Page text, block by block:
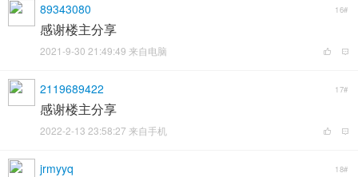
89343080 16#
感谢楼主分享
2021-9-30 21:49:49 来自电脑
2119689422 17#
感谢楼主分享
2022-2-13 23:58:27 来自手机
jrmyyq 18#